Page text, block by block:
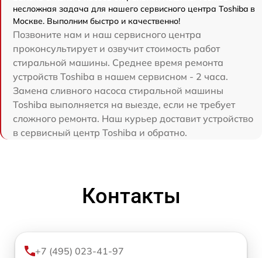
несложная задача для нашего сервисного центра Toshiba в
Москве. Выполним быстро и качественно!
Позвоните нам и наш сервисного центра
проконсультирует и озвучит стоимость работ
стиральной машины. Среднее время ремонта
устройств Toshiba в нашем сервисном - 2 часа.
Замена сливного насоса стиральной машины
Toshiba выполняется на выезде, если не требует
сложного ремонта. Наш курьер доставит устройство
в сервисный центр Toshiba и обратно.
Контакты
+7 (495) 023-41-97